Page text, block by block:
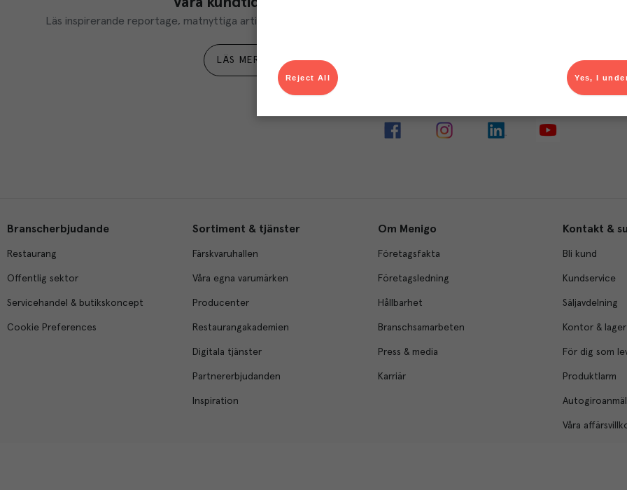
Läs inspirerande reportage, matnyttiga artiklar och ta del av aktuella kampanjer.
LÄS MER
Du som är Menigo-
Branscherbjudande
Restaurang
Offentlig sektor
Servicehandel & butikskoncept
Cookie Preferences
Sortiment & tjänster
Färskvaruhallen
Våra egna varumärken
Producenter
Restaurangakademien
Digitala tjänster
Partnererbjudanden
Inspiration
Om Menigo
Företagsfakta
Företagsledning
Hållbarhet
Branschsamarbeten
Press & media
Karriär
Kontakt &
Bli kund
Kundservice
Säljavdelning
Kontor & lager
För dig som
Produktlarm
Våra
Yes, I
Reject All